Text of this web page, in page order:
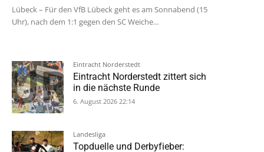
Lübeck – Für den VfB Lübeck geht es am Sonnabend (15
Uhr), nach dem 1:1 gegen den SC Weiche...
Eintracht Norderstedt
Eintracht Norderstedt zittert sich
in die nächste Runde
6. August 2026 22:14
Landesliga
Topduelle und Derbyfieber: